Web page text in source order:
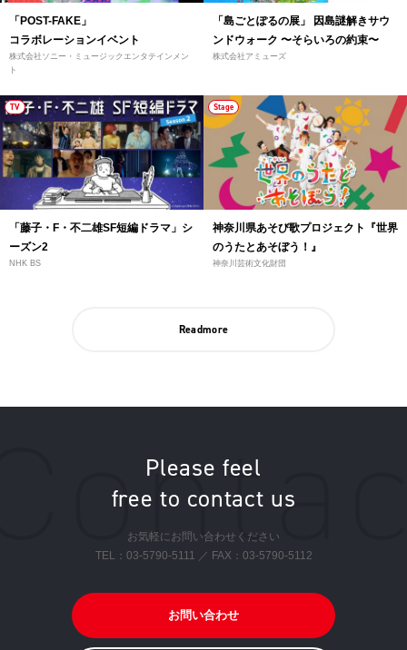
「POST-FAKE」
コラボレーションイベント
株式会社ソニー・ミュージックエンタテインメン
ト
「島ごとぽるの展」 因島謎解きサウ
ンドウォーク 〜そらいろの約束〜
株式会社アミューズ
TV
「藤子・F・不二雄SF短編ドラマ」シ
ーズン2
NHK BS
Stage
神奈川県あそび歌プロジェクト『世界
のうたとあそぼう！』
神奈川芸術文化財団
Readmore
Please feel
free to contact us
お気軽にお問い合わせください
TEL： 03-5790-5111 ／ FAX：03-5790-5112
お問い合わせ